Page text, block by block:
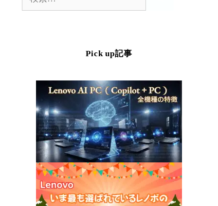
Pick up記事